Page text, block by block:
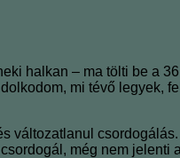
halkan – ma tölti be a
mi tévő legyek,
változatlanul
még nem